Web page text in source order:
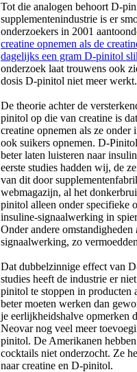
Tot die analogen behoort D-
supplementenindustrie is er
onderzoekers in 2001
creatine opnemen als de
dagelijks een gram D-pinitol
onderzoek laat trouwens ook
dosis D-pinitol niet meer werkt.
De theorie achter de
pinitol op die van creatine is
creatine opnemen als ze
ook suikers opnemen. D-
beter laten luisteren naar
eerste studies hadden wij, de
van dit door
webmagazijn, al het
pinitol alleen onder specifieke
insuline-signaalwerking in
Onder andere omstandigheden
signaalwerking, zo
Dat dubbelzinnige effect van
studies heeft de industrie er
pinitol te stoppen in producten
beter moeten werken dan
je eerlijkheidshalve opmerken
Neovar nog veel meer
pinitol. De Amerikanen
cocktails niet onderzocht. Ze
naar creatine en D-pinitol.